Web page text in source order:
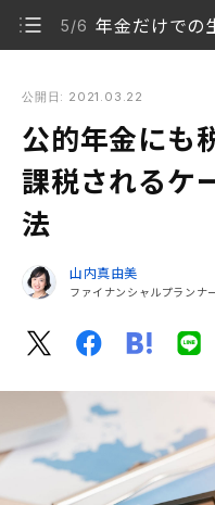
5/6 年金だけでの
方法
1/6 公的年金は雑所得と
2/6 源泉徴収されるケース
4/6 私的年金の受け取り
5/6 年金だけでの生活は
6/6 老後に年金以外の
公開日: 2021.03.22
公的年金にも
課税されるケ
法
山内真由美
ファイナンシャルプランナ